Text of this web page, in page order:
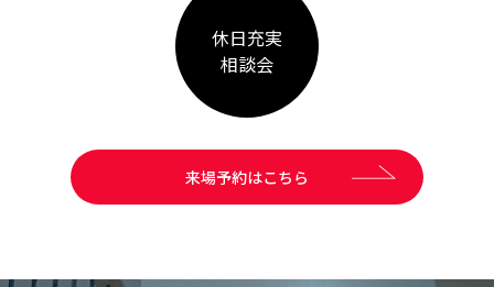
休日充実
相談会
来場予約はこちら